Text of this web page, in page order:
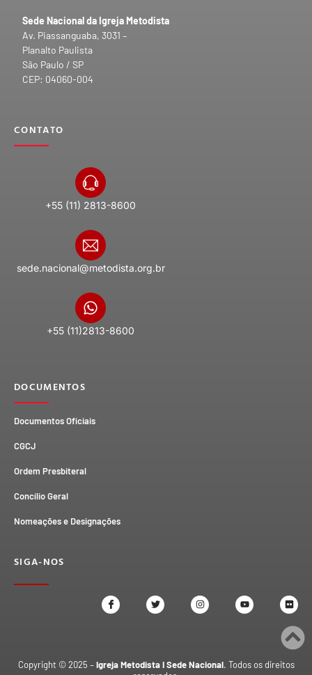
Sede Nacional da Igreja Metodista
Av. Piassanguaba, 3031 –
Planalto Paulista
São Paulo / SP
CEP: 04060-004
CONTATO
+55 (11) 2813-8600
sede.nacional@metodista.org.br
+55 (11)2813-8600
DOCUMENTOS
Documentos Oficiais
CGCJ
Ordem Presbiteral
Concílio Geral
Nomeações e Designações
SIGA-NOS
Copyright © 2025 –Igreja Metodista I Sede Nacional. Todos os direitos